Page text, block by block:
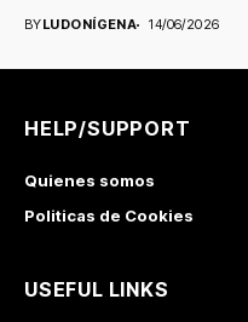
crecen,...
BYLUDONÍGENA 14/06/2026
HELP/SUPPORT
Quienes somos
Politicas de Cookies
USEFUL LINKS